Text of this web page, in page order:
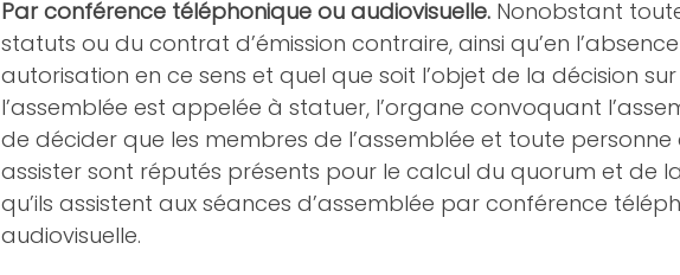
Par conférence téléphonique ou audiovisuelle. Nonobstant
statuts ou du contrat d’émission contraire, ainsi qu’en
autorisation en ce sens et quel que soit l’objet de la décision
l’assemblée est appelée à statuer, l’organe convoquant
de décider que les membres de l’assemblée et toute personne
assister sont réputés présents pour le calcul du quorum et de
qu’ils assistent aux séances d’assemblée par conférence
audiovisuelle.